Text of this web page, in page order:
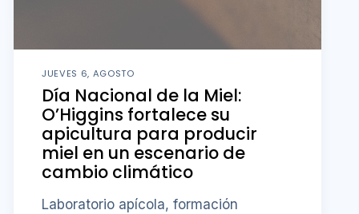
JUEVES 6, AGOSTO
Día Nacional de la Miel:
O’Higgins fortalece su
apicultura para producir
miel en un escenario de
cambio climático
Laboratorio apícola, formación